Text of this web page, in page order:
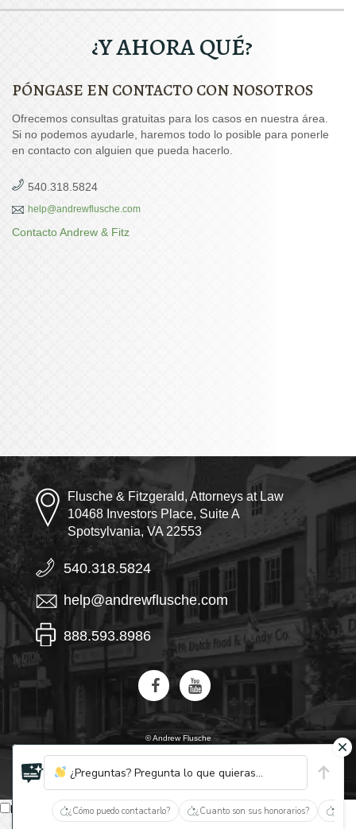
¿Y AHORA QUÉ?
PÓNGASE EN CONTACTO CON NOSOTROS
Ofrecemos consultas gratuitas para los casos en nuestra área.
Si no podemos ayudarle, haremos todo lo posible para ponerle
en contacto con alguien que pueda hacerlo.
540.318.5824
help@andrewflusche.com
Contacto Andrew & Fitz
Flusche & Fitzgerald, Attorneys at Law
10468 Investors Place, Suite A
Spotsylvania, VA 22553
540.318.5824
help@andrewflusche.com
888.593.8986
© Andrew Flusche
IA, descubre quiénes son Flusche y Fitzgerald
¿Preguntas? Pregunta lo que quieras...
¿Cómo puedo contactarlo? ¿Cuanto son sus honorarios?
Español